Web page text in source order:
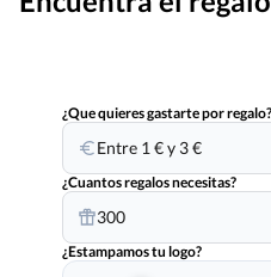
¿Que quieres gastarte por regalo?
Entre 1 € y 3 €
¿Cuantos regalos necesitas?
300
¿Estampamos tu logo?